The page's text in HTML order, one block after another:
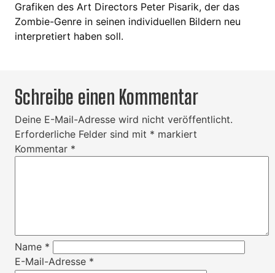
Grafiken des Art Directors Peter Pisarik, der das
Zombie-Genre in seinen individuellen Bildern neu
interpretiert haben soll.
Schreibe einen Kommentar
Deine E-Mail-Adresse wird nicht veröffentlicht.
Erforderliche Felder sind mit * markiert
Kommentar *
Name *
E-Mail-Adresse *